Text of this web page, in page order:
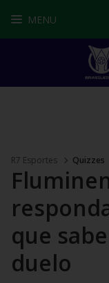
MENU
R7 Esportes Quizzes
que
duelo